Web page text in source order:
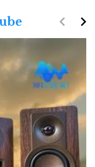
navigate_next
navigate_before